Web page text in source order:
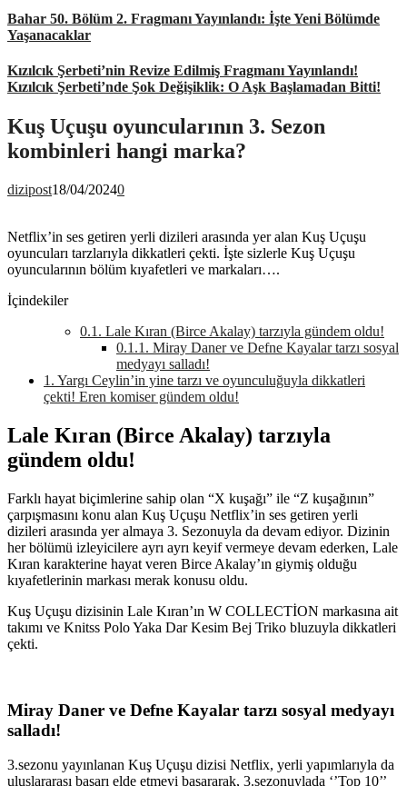
Bahar 50. Bölüm 2. Fragmanı Yayınlandı: İşte Yeni Bölümde
Yaşanacaklar
Kızılcık Şerbeti’nin Revize Edilmiş Fragmanı Yayınlandı!
Kızılcık Şerbeti’nde Şok Değişiklik: O Aşk Başlamadan Bitti!
Kuş Uçuşu oyuncularının 3. Sezon
kombinleri hangi marka?
dizipost18/04/20240
Netflix’in ses getiren yerli dizileri arasında yer alan Kuş Uçuşu
oyuncuları tarzlarıyla dikkatleri çekti. İşte sizlerle Kuş Uçuşu
oyuncularının bölüm kıyafetleri ve markaları….
İçindekiler
0.1. Lale Kıran (Birce Akalay) tarzıyla gündem oldu!
0.1.1. Miray Daner ve Defne Kayalar tarzı sosyal
medyayı salladı!
1. Yargı Ceylin’in yine tarzı ve oyunculuğuyla dikkatleri
çekti! Eren komiser gündem oldu!
Lale Kıran (Birce Akalay) tarzıyla
gündem oldu!
Farklı hayat biçimlerine sahip olan “X kuşağı” ile “Z kuşağının”
çarpışmasını konu alan Kuş Uçuşu Netflix’in ses getiren yerli
dizileri arasında yer almaya 3. Sezonuyla da devam ediyor. Dizinin
her bölümü izleyicilere ayrı ayrı keyif vermeye devam ederken, Lale
Kıran karakterine hayat veren Birce Akalay’ın giymiş olduğu
kıyafetlerinin markası merak konusu oldu.
Kuş Uçuşu dizisinin Lale Kıran’ın W COLLECTİON markasına ait
takımı ve Knitss Polo Yaka Dar Kesim Bej Triko bluzuyla dikkatleri
çekti.
Miray Daner ve Defne Kayalar tarzı sosyal medyayı
salladı!
3.sezonu yayınlanan Kuş Uçuşu dizisi Netflix, yerli yapımlarıyla da
uluslararası başarı elde etmeyi başararak, 3.sezonuylada ‘’Top 10’’